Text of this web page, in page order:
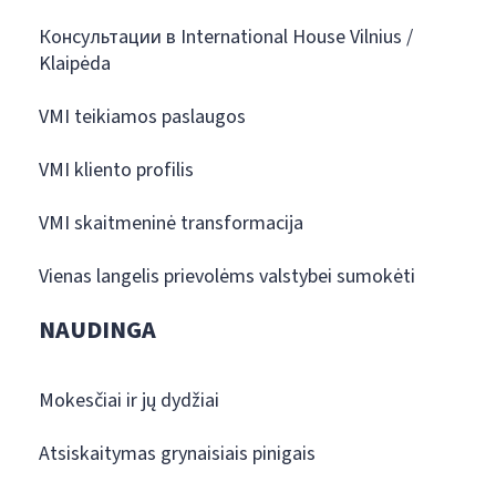
Консультации в International House Vilnius /
Klaipėda
VMI teikiamos paslaugos
VMI kliento profilis
VMI skaitmeninė transformacija
Vienas langelis prievolėms valstybei sumokėti
NAUDINGA
Mokesčiai ir jų dydžiai
Atsiskaitymas grynaisiais pinigais